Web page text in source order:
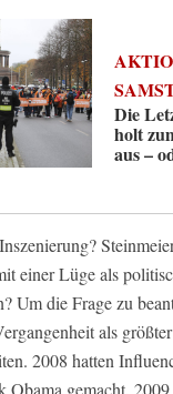
Die
holt
aus –
einer Lüge als
Um die Frage zu
als
2008 hatten